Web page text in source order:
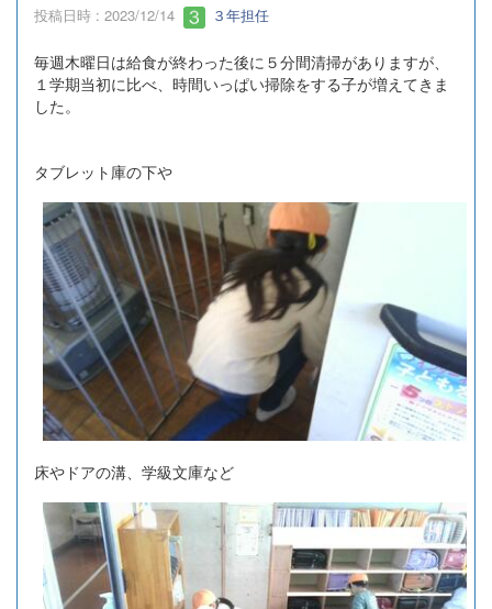
投稿日時 : 2023/12/14 ３年担任
毎週木曜日は給食が終わった後に５分間清掃がありますが、
１学期当初に比べ、時間いっぱい掃除をする子が増えてきま
した。
タブレット庫の下や
床やドアの溝、学級文庫など